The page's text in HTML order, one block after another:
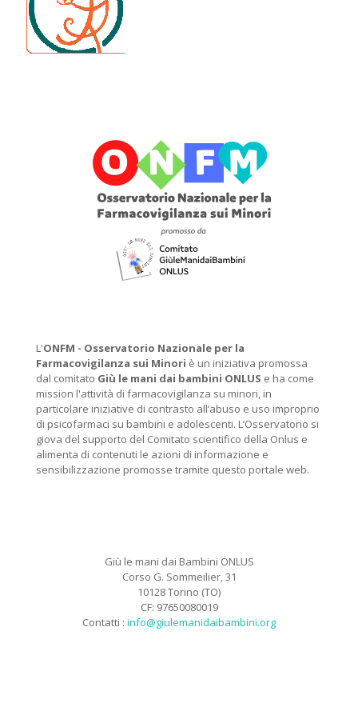
L'ONFM - Osservatorio Nazionale per la
Farmacovigilanza sui Minori è un iniziativa promossa
dal comitato Giù le mani dai bambini ONLUS e ha come
mission l'attività di farmacovigilanza su minori, in
particolare iniziative di contrasto all’abuso e uso improprio
di psicofarmaci su bambini e adolescenti. L’Osservatorio si
giova del supporto del Comitato scientifico della Onlus e
alimenta di contenuti le azioni di informazione e
sensibilizzazione promosse tramite questo portale web.
Giù le mani dai Bambini ONLUS
Corso G. Sommeilier, 31
10128 Torino (TO)
CF: 97650080019
Contatti : info@giulemanidaibambini.org